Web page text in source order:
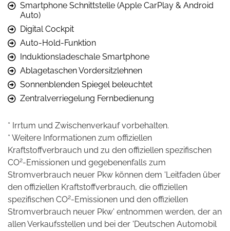
Smartphone Schnittstelle (Apple CarPlay & Android
Auto)
Digital Cockpit
Auto-Hold-Funktion
Induktionsladeschale Smartphone
Ablagetaschen Vordersitzlehnen
Sonnenblenden Spiegel beleuchtet
Zentralverriegelung Fernbedienung
* Irrtum und Zwischenverkauf vorbehalten.
* Weitere Informationen zum offiziellen
Kraftstoffverbrauch und zu den offiziellen spezifischen
CO2-Emissionen und gegebenenfalls zum
Stromverbrauch neuer Pkw können dem 'Leitfaden über
den offiziellen Kraftstoffverbrauch, die offiziellen
spezifischen CO2-Emissionen und den offiziellen
Stromverbrauch neuer Pkw' entnommen werden, der an
allen Verkaufsstellen und bei der 'Deutschen Automobil